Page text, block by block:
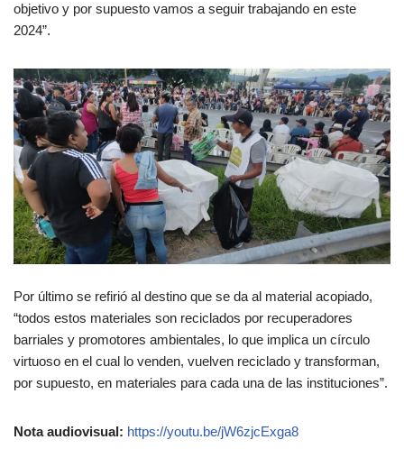
objetivo y por supuesto vamos a seguir trabajando en este
2024”.
Por último se refirió al destino que se da al material acopiado,
“todos estos materiales son reciclados por recuperadores
barriales y promotores ambientales, lo que implica un círculo
virtuoso en el cual lo venden, vuelven reciclado y transforman,
por supuesto, en materiales para cada una de las instituciones”.
Nota audiovisual: https://youtu.be/jW6zjcExga8